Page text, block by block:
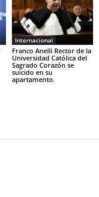
Internacional
Franco Anelli Rector de la
Universidad Católica del
Sagrado Corazón se
suicido en su
apartamento.